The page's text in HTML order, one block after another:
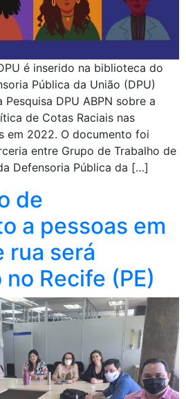
é inserido na biblioteca do
Pública da União (DPU)
DPU ABPN sobre a
de Cotas Raciais nas
em 2022. O documento foi
entre Grupo de Trabalho de
Defensoria Pública da […]
de
a pessoas em
rua será
Recife (PE)